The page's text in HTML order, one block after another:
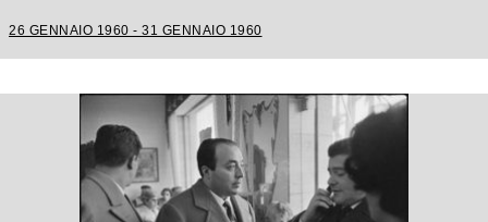
26 GENNAIO 1960 - 31 GENNAIO 1960